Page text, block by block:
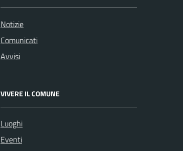
Notizie
Comunicati
Avvisi
VIVERE IL COMUNE
Luoghi
Eventi